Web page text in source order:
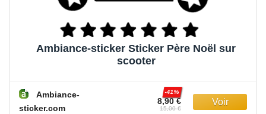
Ambiance-sticker Sticker Père Noël sur
scooter
Ambiance-
sticker.com
8,90 €
-41%
15,00 €